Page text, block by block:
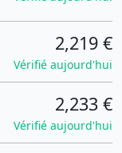
2,219 €
Vérifié aujourd'hui
2,233 €
Vérifié aujourd'hui